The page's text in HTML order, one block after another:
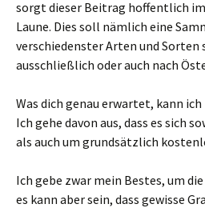
sorgt dieser Beitrag hoffentlich
Laune. Dies soll nämlich eine
verschiedenster Arten und Sorten
ausschließlich oder auch nach
Was dich genau erwartet, kann
Ich gehe davon aus, dass es sich
als auch um grundsätzlich
Ich gebe zwar mein Bestes, um
es kann aber sein, dass gewisse